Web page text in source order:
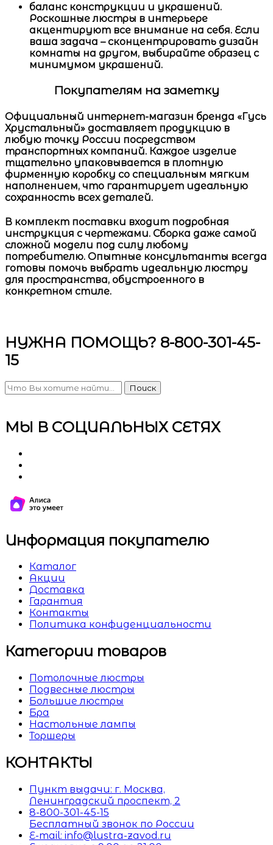
баланс конструкции и украшений.
Роскошныелюстры в интерьере
акцентируют все внимание на себя. Если
ваша задача – сконцентрировать дизайн
комнаты на другом, выбирайте образец с
минимумом украшений.
Покупателям на заметку
Официальный интернет-магазин бренда «Гусь
Хрустальный» доставляет продукцию в
любую точку России посредством
транспортных компаний. Каждое изделие
тщательно упаковывается в плотную
фирменную коробку со специальным мягким
наполнением, что гарантирует идеальную
сохранность всех деталей.
В комплект поставки входит подробная
инструкция с чертежами. Сборка даже самой
сложной модели под силу любому
потребителю. Опытные консультанты всегда
готовы помочь выбрать идеальную люстру
для пространства, обустроенного в
конкретном стиле.
НУЖНА ПОМОЩЬ? 8-800-301-45-
15
Поиск
МЫ В СОЦИАЛЬНЫХ СЕТЯХ
Информация покупателю
Каталог
Акции
Доставка
Гарантия
Контакты
Политика конфиденциальности
Категории товаров
Потолочные люстры
Подвесные люстры
Большие люстры
Бра
Настольные лампы
Торшеры
КОНТАКТЫ
Пункт выдачи: г. Москва,
Ленинградский проспект, 2
8-800-301-45-15
Бесплатный звонок по России
E-mail: info@lustra-zavod.ru